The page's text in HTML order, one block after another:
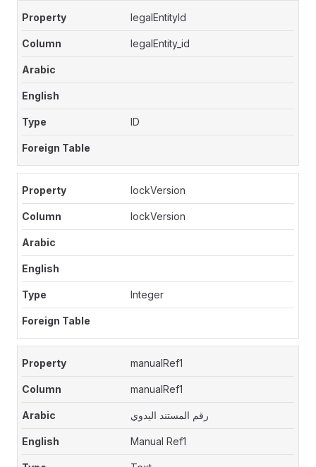
legalEntityId
legalEntity_id
ID
lockVersion
lockVersion
Integer
manualRef1
manualRef1
رقم المستند اليدوي
Manual Ref1